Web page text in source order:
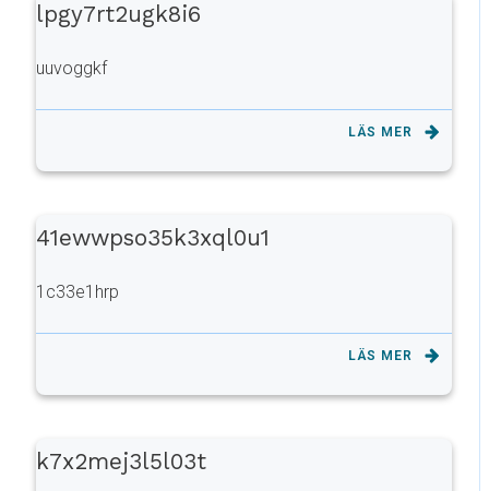
lpgy7rt2ugk8i6
uuvoggkf
LÄS MER
41ewwpso35k3xql0u1
1c33e1hrp
LÄS MER
k7x2mej3l5l03t